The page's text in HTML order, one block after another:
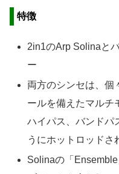
特徴
2in1のArp Solinaと
ー
両方のシンセは、個
ールを備えたマルチ
ハイパス、バンドパ
うにホットロッドさ
Solinaの「